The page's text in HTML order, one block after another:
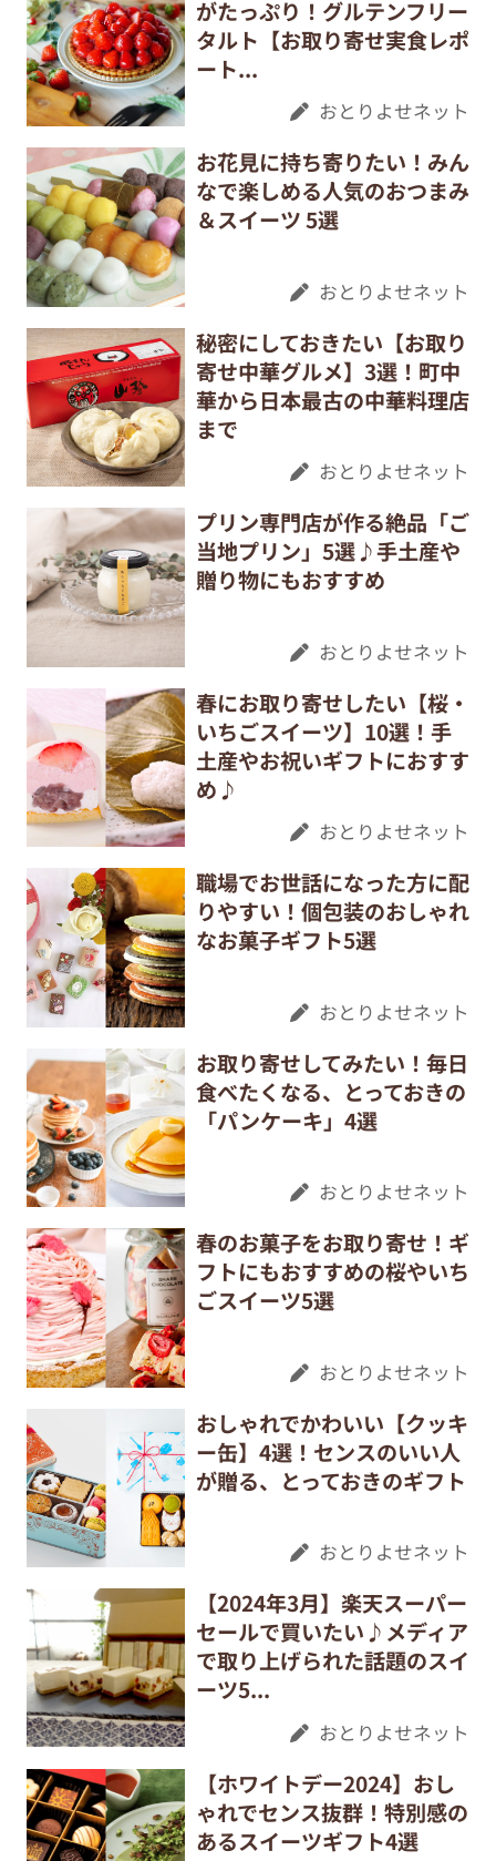
がたっぷり！グルテンフリー
タルト【お取り寄せ実食レポ
ート...
おとりよせネット
お花見に持ち寄りたい！みん
なで楽しめる人気のおつまみ
＆スイーツ 5選
おとりよせネット
秘密にしておきたい【お取り
寄せ中華グルメ】3選！町中
華から日本最古の中華料理店
まで
おとりよせネット
プリン専門店が作る絶品「ご
当地プリン」5選♪手土産や
贈り物にもおすすめ
おとりよせネット
春にお取り寄せしたい【桜・
いちごスイーツ】10選！手
土産やお祝いギフトにおすす
め♪
おとりよせネット
職場でお世話になった方に配
りやすい！個包装のおしゃれ
なお菓子ギフト5選
おとりよせネット
お取り寄せしてみたい！毎日
食べたくなる、とっておきの
「パンケーキ」4選
おとりよせネット
春のお菓子をお取り寄せ！ギ
フトにもおすすめの桜やいち
ごスイーツ5選
おとりよせネット
おしゃれでかわいい【クッキ
ー缶】4選！センスのいい人
が贈る、とっておきのギフト
おとりよせネット
【2024年3月】楽天スーパー
セールで買いたい♪メディア
で取り上げられた話題のスイ
ーツ5...
おとりよせネット
【ホワイトデー2024】おし
ゃれでセンス抜群！特別感の
あるスイーツギフト4選